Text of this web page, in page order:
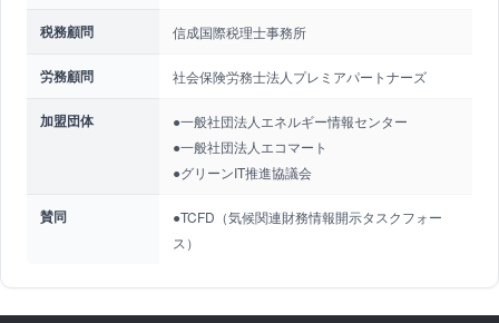
税務顧問 信成国際税理士事務所
労務顧問 社会保険労務士法人プレミアパートナーズ
加盟団体
●一般社団法人エネルギー情報センター
●一般社団法人エコマート
●グリーンIT推進協議会
賛同
●TCFD（気候関連財務情報開示タスクフォー
ス）